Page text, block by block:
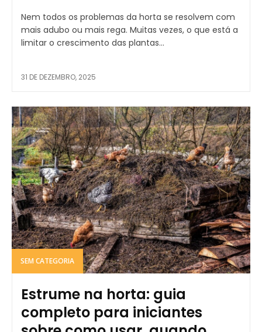
Nem todos os problemas da horta se resolvem com
mais adubo ou mais rega. Muitas vezes, o que está a
limitar o crescimento das plantas...
31 DE DEZEMBRO, 2025
SEM CATEGORIA
Estrume na horta: guia
completo para iniciantes